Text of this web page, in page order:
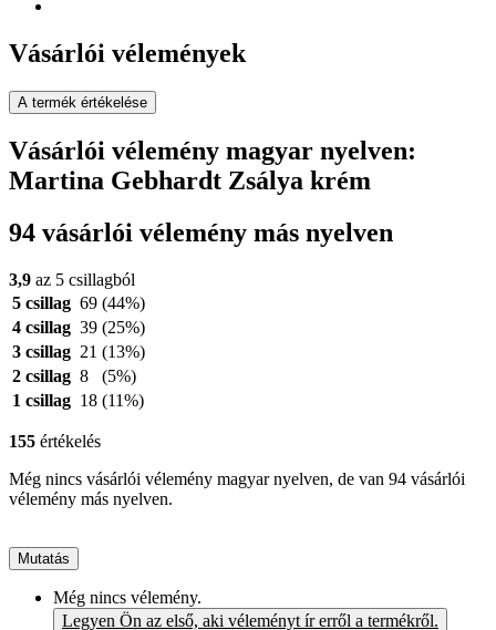
Vásárlói vélemények
A termék értékelése
Vásárlói vélemény magyar nyelven:
Martina Gebhardt Zsálya krém
94 vásárlói vélemény más nyelven
3,9 az 5 csillagból
5 csillag 69 (44%)
4 csillag 39 (25%)
3 csillag 21 (13%)
2 csillag 8
(5%)
1 csillag 18 (11%)
155 értékelés
Még nincs vásárlói vélemény magyar nyelven, de van 94 vásárlói
vélemény más nyelven.
Mutatás
Még nincs vélemény.
Legyen Ön az első, aki véleményt ír erről a termékről.